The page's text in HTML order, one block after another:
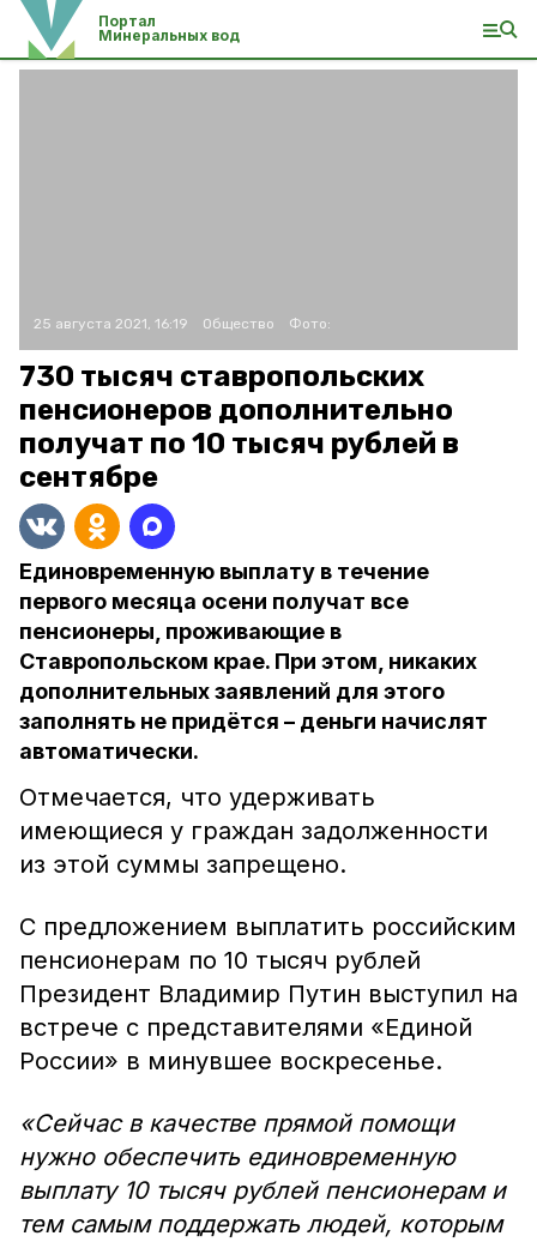
Портал
Минеральных вод
25 августа 2021, 16:19 Общество Фото:
730 тысяч ставропольских
пенсионеров дополнительно
получат по 10 тысяч рублей в
сентябре
Единовременную выплату в течение
первого месяца осени получат все
пенсионеры, проживающие в
Ставропольском крае. При этом, никаких
дополнительных заявлений для этого
заполнять не придётся – деньги начислят
автоматически.
Отмечается, что удерживать
имеющиеся у граждан задолженности
из этой суммы запрещено.
С предложением выплатить российским
пенсионерам по 10 тысяч рублей
Президент Владимир Путин выступил на
встрече с представителями «Единой
России» в минувшее воскресенье.
«Сейчас в качестве прямой помощи
нужно обеспечить единовременную
выплату 10 тысяч рублей пенсионерам и
тем самым поддержать людей, которым